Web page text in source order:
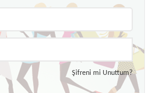
Şifreni mi Unuttum?